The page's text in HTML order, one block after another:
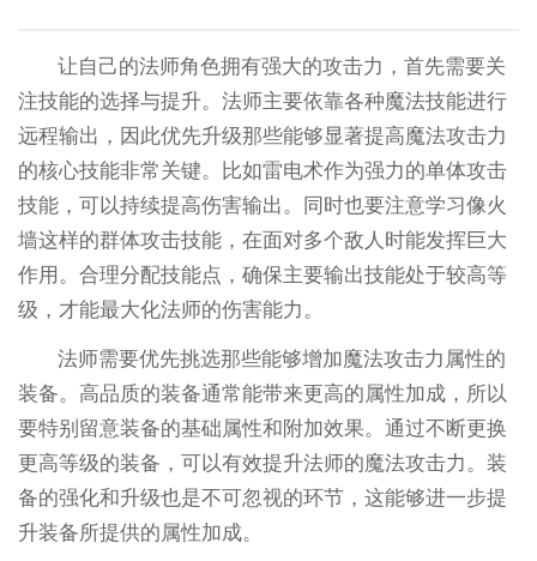
让自己的法师角色拥有强大的攻击力，首先需要关
注技能的选择与提升。法师主要依靠各种魔法技能进行
远程输出，因此优先升级那些能够显著提高魔法攻击力
的核心技能非常关键。比如雷电术作为强力的单体攻击
技能，可以持续提高伤害输出。同时也要注意学习像火
墙这样的群体攻击技能，在面对多个敌人时能发挥巨大
作用。合理分配技能点，确保主要输出技能处于较高等
级，才能最大化法师的伤害能力。
法师需要优先挑选那些能够增加魔法攻击力属性的
装备。高品质的装备通常能带来更高的属性加成，所以
要特别留意装备的基础属性和附加效果。通过不断更换
更高等级的装备，可以有效提升法师的魔法攻击力。装
备的强化和升级也是不可忽视的环节，这能够进一步提
升装备所提供的属性加成。